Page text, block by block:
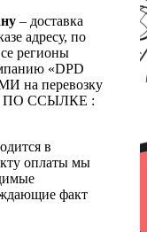
– доставка
адресу, по
регионы
«DPD
на перевозку
ПО ССЫЛКЕ :
в
оплаты мы
факт